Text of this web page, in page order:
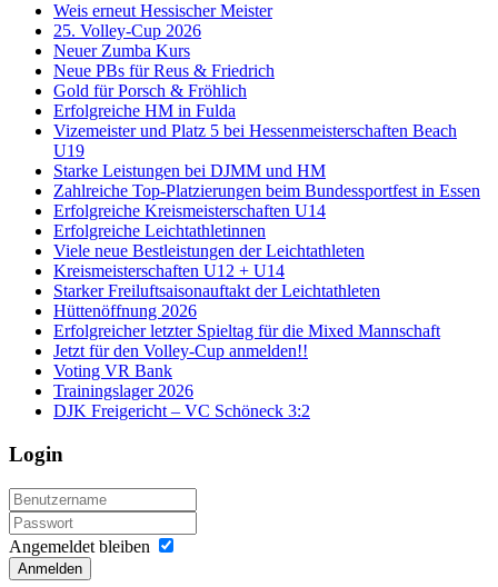
Weis erneut Hessischer Meister
25. Volley-Cup 2026
Neuer Zumba Kurs
Neue PBs für Reus & Friedrich
Gold für Porsch & Fröhlich
Erfolgreiche HM in Fulda
Vizemeister und Platz 5 bei Hessenmeisterschaften Beach
U19
Starke Leistungen bei DJMM und HM
Zahlreiche Top-Platzierungen beim Bundessportfest in Essen
Erfolgreiche Kreismeisterschaften U14
Erfolgreiche Leichtathletinnen
Viele neue Bestleistungen der Leichtathleten
Kreismeisterschaften U12 + U14
Starker Freiluftsaisonauftakt der Leichtathleten
Hüttenöffnung 2026
Erfolgreicher letzter Spieltag für die Mixed Mannschaft
Jetzt für den Volley-Cup anmelden!!
Voting VR Bank
Trainingslager 2026
DJK Freigericht – VC Schöneck 3:2
Login
Angemeldet bleiben
Anmelden